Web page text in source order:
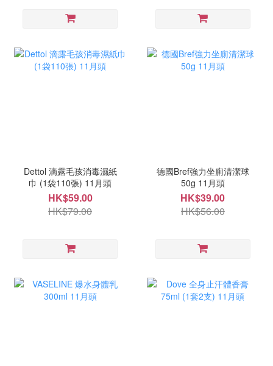
Dettol 滴露毛孩消毒濕紙
巾 (1袋110張) 11月頭
HK$59.00
HK$79.00
德國Bref強力坐廁清潔球
50g 11月頭
HK$39.00
HK$56.00